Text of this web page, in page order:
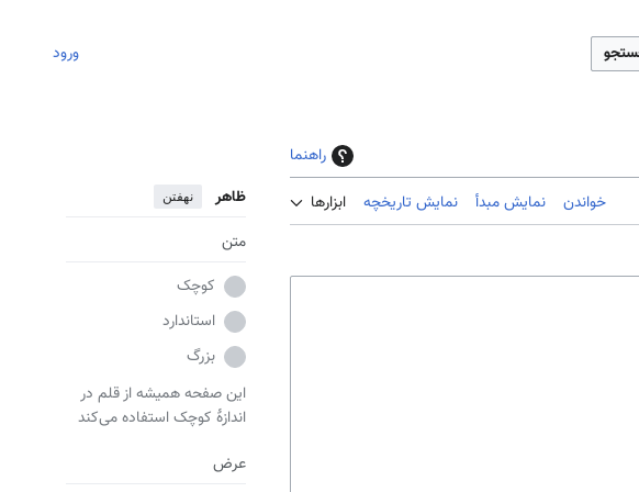
ورود
راهنما
خواندن نمایش مبدأ نمایش تاریخچه ابزارها ظاهر نهفتن
متن
کوچک
استاندارد
بزرگ
این صفحه همیشه از قلم در
اندازهٔ کوچک استفاده می‌کند
عرض